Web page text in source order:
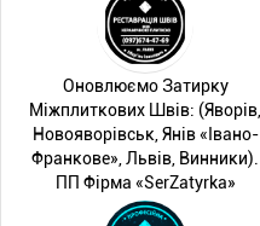
Оновлюємо Затирку
Міжплиткових Швів: (Яворів,
Новояворівськ, Янів «Івано-
Франкове», Львів, Винники).
ПП Фірма «SerZatyrka»